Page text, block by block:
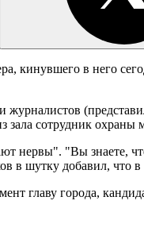
кинувшего в него
журналистов
зала сотрудник охраны
нервы". "Вы знаете,
в шутку добавил,
главу города,